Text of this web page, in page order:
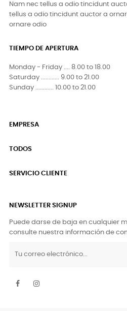
Nam nec tellus a odio tincidunt
tellus a odio tincidunt auctor a
ornare odio
TIEMPO DE APERTURA
Monday - Friday .... 8.00 to 18.00
Saturday ............ 9.00 to 21.00
Sunday ............ 10.00 to 21.00
EMPRESA
TODOS
SERVICIO CLIENTE
NEWSLETTER SIGNUP
Puede darse de baja en cualquier
consulte nuestra información de
Facebook